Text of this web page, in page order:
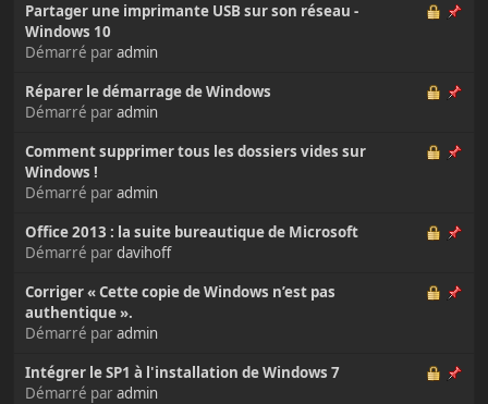
Partager une imprimante USB sur son réseau -
Windows 10
Démarré paradmin
Réparer le démarrage de Windows
Démarré paradmin
Comment supprimer tous les dossiers vides sur
Windows !
Démarré paradmin
Office 2013 : la suite bureautique de Microsoft
Démarré pardavihoff
Corriger « Cette copie de Windows n’est pas
authentique ».
Démarré paradmin
Intégrer le SP1 à l'installation de Windows 7
Démarré paradmin